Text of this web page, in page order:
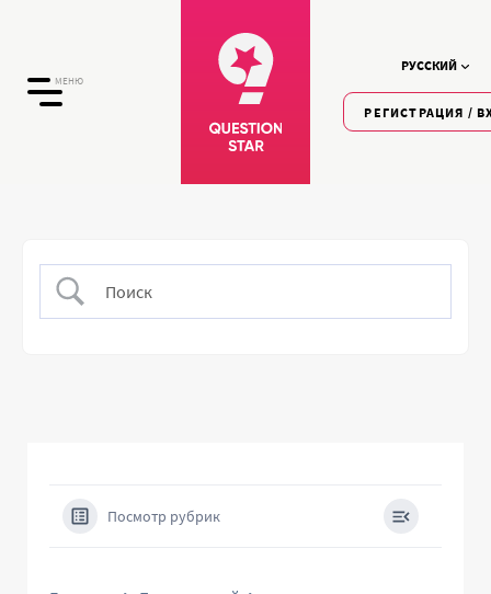
МЕНЮ
РУССКИЙ
РЕГИСТРАЦИЯ /
Посмотр рубрик